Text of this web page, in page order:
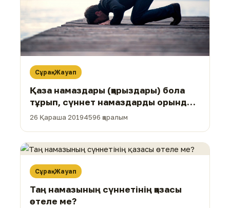
Сұрақ-Жауап
Қаза намаздары (қарыздары) бола
тұрып, сүннет намаздарды орындау
дұрыс па?
26 Қараша 20194596 қаралым
Сұрақ-Жауап
Таң намазының сүннетінің қазасы
өтеле ме?